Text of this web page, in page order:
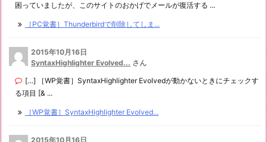
困っていましたが、このサイトのおかげでメールが復活する ...
［PC覚書］Thunderbirdで削除してしま...
2015年10月16日
SyntaxHighlighter Evolved... さん
[…] ［WP覚書］SyntaxHighlighter Evolvedが動かないときにチェックす
る項目 [& ...
［WP覚書］SyntaxHighlighter Evolved...
2015年10月16日